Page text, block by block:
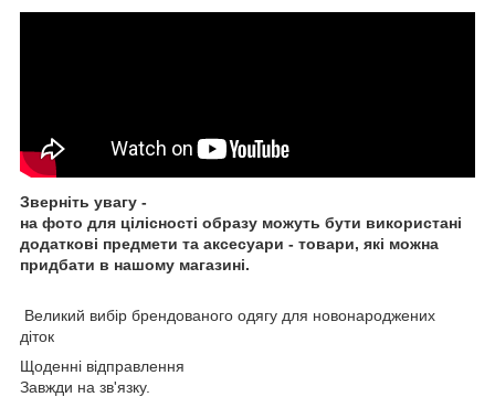
Зверніть увагу -
на фото для цілісності образу можуть бути використані
додаткові предмети та аксесуари - товари, які можна
придбати в нашому магазині.
Великий вибір брендованого одягу для новонароджених
діток
Щоденні відправлення
Завжди на зв'язку.